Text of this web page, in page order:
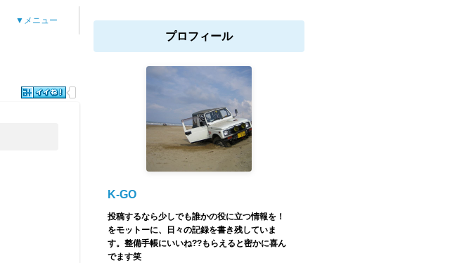
▼メニュー
プロフィール
K-GO
投稿するなら少しでも誰かの役に立つ情報を！
をモットーに、日々の記録を書き残していま
す。整備手帳にいいね??もらえると密かに喜ん
でます笑